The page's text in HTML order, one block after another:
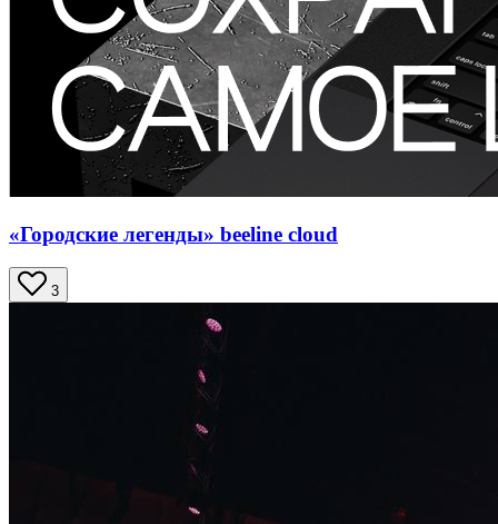
«Городские легенды» beeline cloud
3